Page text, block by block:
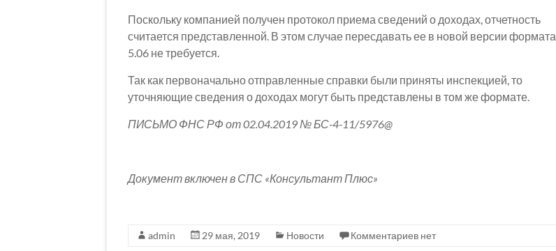
Поскольку компанией получен протокол приема сведений о доходах, отчетность
считается представленной. В этом случае пересдавать ее в новой версии формата
5.06 не требуется.
Так как первоначально отправленные справки были приняты инспекцией, то
уточняющие сведения о доходах могут быть представлены в том же формате.
ПИСЬМО ФНС РФ от 02.04.2019 № БС-4-11/5976@
Документ включен в СПС «Консультант Плюс»
admin 29 мая, 2019 Новости Комментариев нет